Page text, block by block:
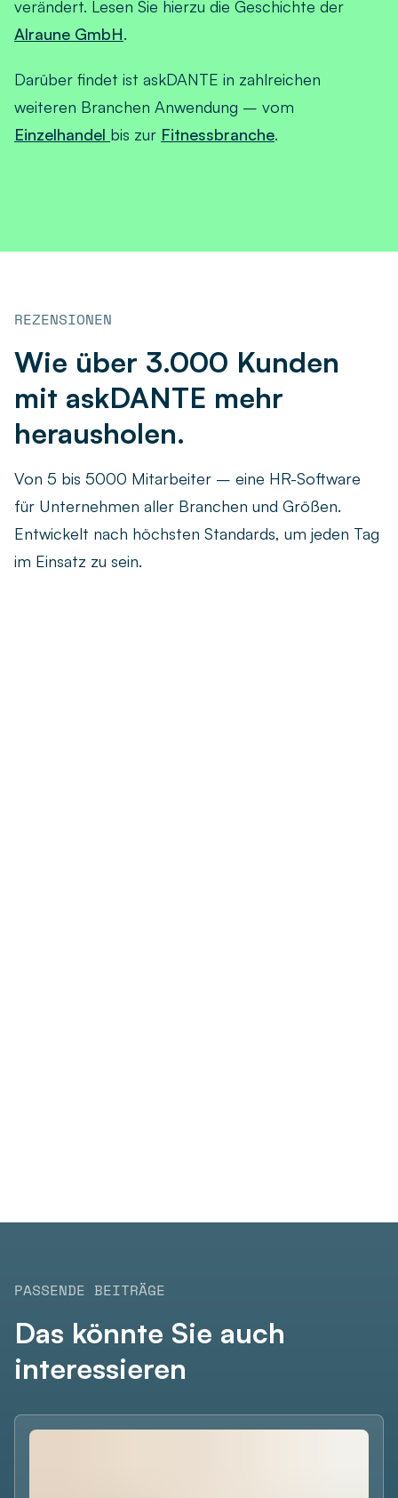
verändert. Lesen Sie hierzu die Geschichte der
Alraune GmbH.
Darüber findet ist askDANTE in zahlreichen
weiteren Branchen Anwendung – vom
Einzelhandel bis zur Fitnessbranche.
REZENSIONEN
Wie über 3.000 Kunden
mit askDANTE mehr
herausholen.
Von 5 bis 5000 Mitarbeiter – eine HR-Software
für Unternehmen aller Branchen und Größen.
Entwickelt nach höchsten Standards, um jeden Tag
im Einsatz zu sein.
PASSENDE BEITRÄGE
Das könnte Sie auch
interessieren